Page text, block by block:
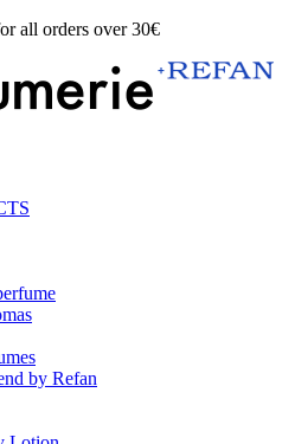
all orders over 30€
by Refan